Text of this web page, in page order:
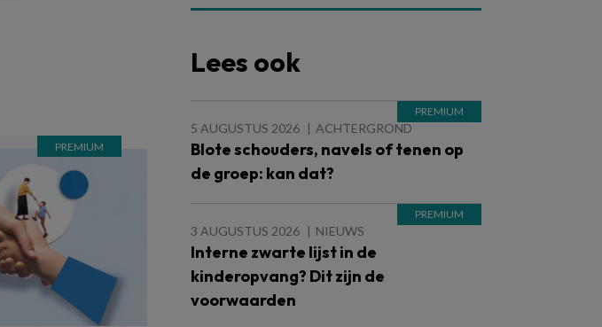
Lees ook
5 AUGUSTUS 2026 ACHTERGROND
Blote schouders, navels of tenen op
de groep: kan dat?
3 AUGUSTUS 2026 NIEUWS
Interne zwarte lijst in de
kinderopvang? Dit zijn de
voorwaarden